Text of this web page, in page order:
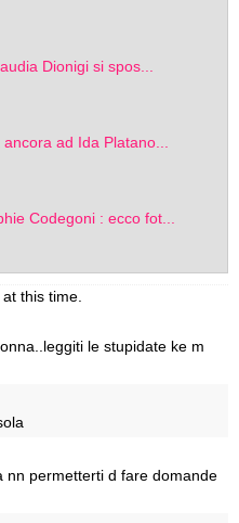
Dionigi si spos...
ad Ida Platano...
Codegoni : ecco fot...
this time.
le stupidate ke m
nn permetterti d fare domande